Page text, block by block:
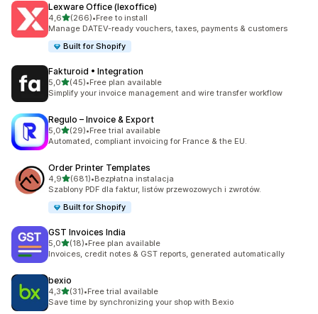
Lexware Office (lexoffice)
4,6na 5 gwiazdek
(266)
Łączna liczba recenzji: 266
•Free to install
Manage DATEV-ready vouchers, taxes, payments & customers
Built for Shopify
Fakturoid • Integration
5,0na 5 gwiazdek
(45)
Łączna liczba recenzji: 45
•Free plan available
Simplify your invoice management and wire transfer workflow
Regulo – Invoice & Export
5,0na 5 gwiazdek
(29)
Łączna liczba recenzji: 29
•Free trial available
Automated, compliant invoicing for France & the EU.
Order Printer Templates
4,9na 5 gwiazdek
(681)
Łączna liczba recenzji: 681
•Bezpłatna instalacja
Szablony PDF dla faktur, listów przewozowych i zwrotów.
Built for Shopify
GST Invoices India
5,0na 5 gwiazdek
(18)
Łączna liczba recenzji: 18
•Free plan available
Invoices, credit notes & GST reports, generated automatically
bexio
4,3na 5 gwiazdek
(31)
Łączna liczba recenzji: 31
•Free trial available
Save time by synchronizing your shop with Bexio